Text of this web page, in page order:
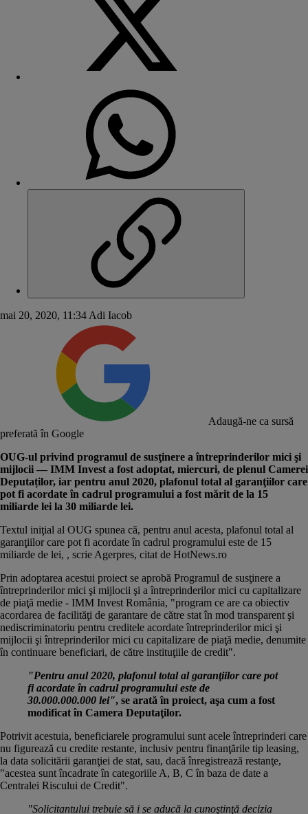
mai 20, 2020, 11:34 Adi Iacob
Adaugă-ne ca sursă
preferată în Google
OUG-ul privind programul de susţinere a întreprinderilor mici şi
mijlocii — IMM Invest a fost adoptat, miercuri, de plenul Camerei
Deputaților, iar pentru anul 2020, plafonul total al garanţiilor care
pot fi acordate în cadrul programului a fost mărit de la 15
miliarde lei la 30 miliarde lei.
Textul iniţial al OUG spunea că, pentru anul acesta, plafonul total al
garanţiilor care pot fi acordate în cadrul programului este de 15
miliarde de lei, , scrie Agerpres, citat de HotNews.ro
Prin adoptarea acestui proiect se aprobă Programul de susţinere a
întreprinderilor mici şi mijlocii şi a întreprinderilor mici cu capitalizare
de piaţă medie - IMM Invest România, "program ce are ca obiectiv
acordarea de facilităţi de garantare de către stat în mod transparent şi
nediscriminatoriu pentru creditele acordate întreprinderilor mici şi
mijlocii şi întreprinderilor mici cu capitalizare de piaţă medie, denumite
în continuare beneficiari, de către instituţiile de credit".
"Pentru anul 2020, plafonul total al garanţiilor care pot
fi acordate în cadrul programului este de
30.000.000.000 lei", se arată în proiect, aşa cum a fost
modificat în Camera Deputaţilor.
Potrivit acestuia, beneficiarele programului sunt acele întreprinderi care
nu figurează cu credite restante, inclusiv pentru finanţările tip leasing,
la data solicitării garanţiei de stat, sau, dacă înregistrează restanţe,
"acestea sunt încadrate în categoriile A, B, C în baza de date a
Centralei Riscului de Credit".
"Solicitantului trebuie să i se aducă la cunoştinţă decizia